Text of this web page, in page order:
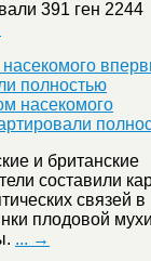
391 ген 2244
насекомого
полностью
и британские
составили
связей в
плодовой мухи
... →